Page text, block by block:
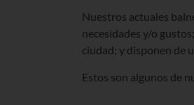
Nuestros actuales
necesidades y/o
ciudad; y disponen de
Estos son algunos de